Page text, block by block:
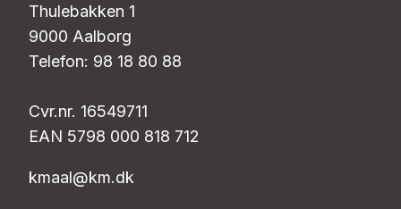
Thulebakken 1
9000 Aalborg
Telefon: 98 18 80 88
Cvr.nr. 16549711
EAN 5798 000 818 712
kmaal@km.dk